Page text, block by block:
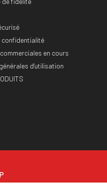
confidentialité
en cours
d'utilisation